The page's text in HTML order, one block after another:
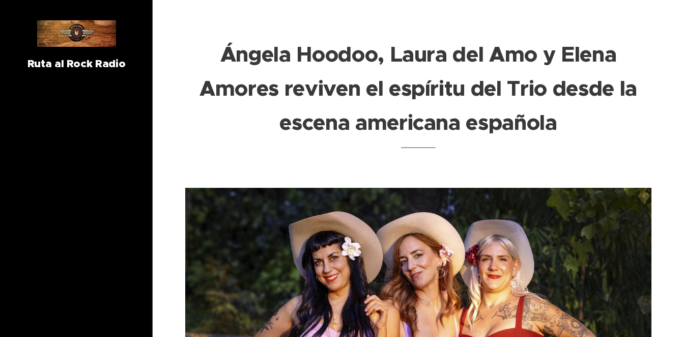
Ruta al Rock Radio
Ángela Hoodoo, Laura del Amo y Elena
Amores reviven el espíritu del Trio desde la
escena americana española